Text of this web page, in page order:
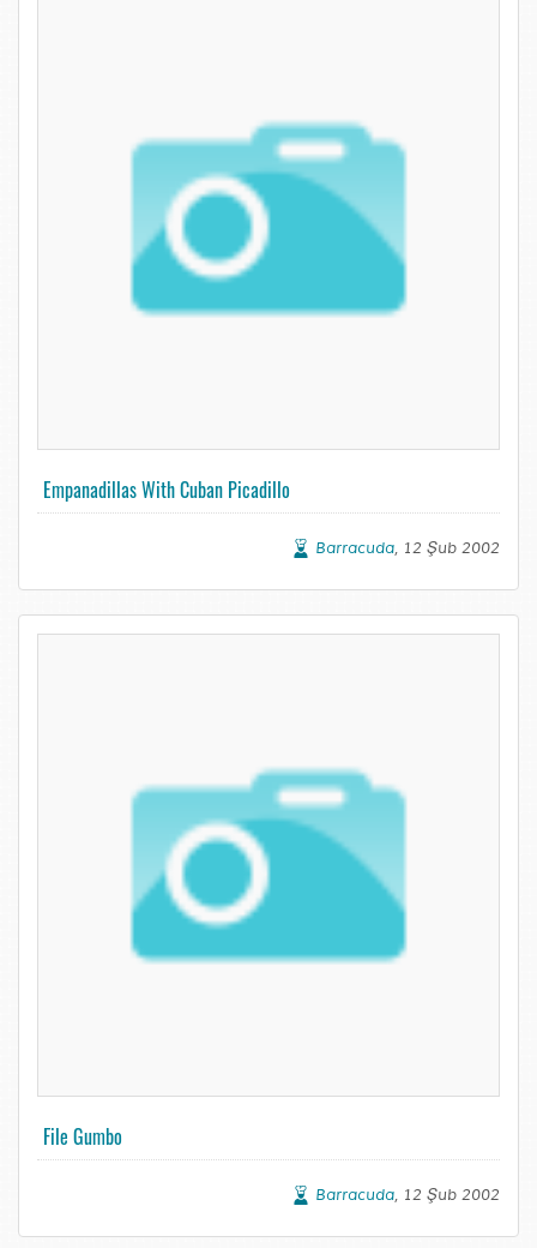
Empanadillas With Cuban Picadillo
Barracuda, 12 Şub 2002
File Gumbo
Barracuda, 12 Şub 2002